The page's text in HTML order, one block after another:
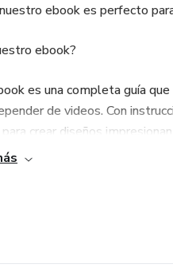
ebook es perfecto
ebook?
es una completa guía
de videos. Con
crear diseños